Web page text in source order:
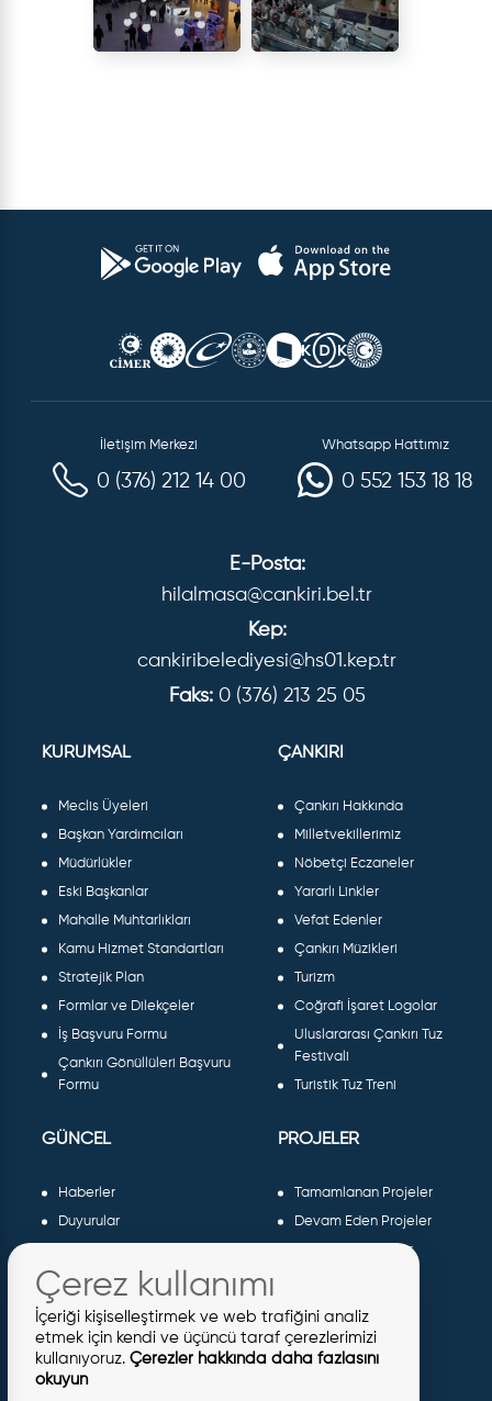
İletişim Merkezi
0 (376) 212 14 00
Whatsapp Hattımız
0 552 153 18 18
E-Posta:
hilalmasa@cankiri.bel.tr
Kep:
cankiribelediyesi@hs01.kep.tr
Faks: 0 (376) 213 25 05
KURUMSAL
Meclis Üyeleri
Başkan Yardımcıları
Müdürlükler
Eski Başkanlar
Mahalle Muhtarlıkları
Kamu Hizmet Standartları
Stratejik Plan
Formlar ve Dilekçeler
İş Başvuru Formu
Çankırı Gönüllüleri Başvuru
Formu
ÇANKIRI
Çankırı Hakkında
Milletvekillerimiz
Nöbetçi Eczaneler
Yararlı Linkler
Vefat Edenler
Çankırı Müzikleri
Turizm
Coğrafi İşaret Logolar
Uluslararası Çankırı Tuz
Festivali
Turistik Tuz Treni
GÜNCEL
Haberler
Duyurular
Galeri
Etkinlikler
Meclis Kararları
İhaleler
İmar İlanları
PROJELER
Tamamlanan Projeler
Devam Eden Projeler
Planlanan Projeler
Sosyal Projeler
Çerez kullanımı
İçeriği kişiselleştirmek ve web trafiğini analiz
etmek için kendi ve üçüncü taraf çerezlerimizi
kullanıyoruz. Çerezler hakkında daha fazlasını
okuyun